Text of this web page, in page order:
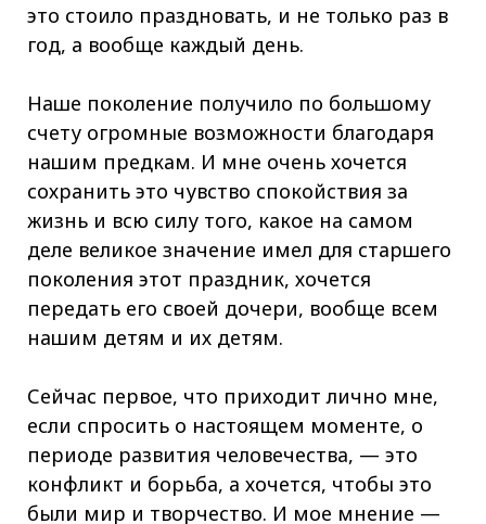
это стоило праздновать, и не только раз в
год, а вообще каждый день.
Наше поколение получило по большому
счету огромные возможности благодаря
нашим предкам. И мне очень хочется
сохранить это чувство спокойствия за
жизнь и всю силу того, какое на самом
деле великое значение имел для старшего
поколения этот праздник, хочется
передать его своей дочери, вообще всем
нашим детям и их детям.
Сейчас первое, что приходит лично мне,
если спросить о настоящем моменте, о
периоде развития человечества, — это
конфликт и борьба, а хочется, чтобы это
были мир и творчество. И мое мнение —